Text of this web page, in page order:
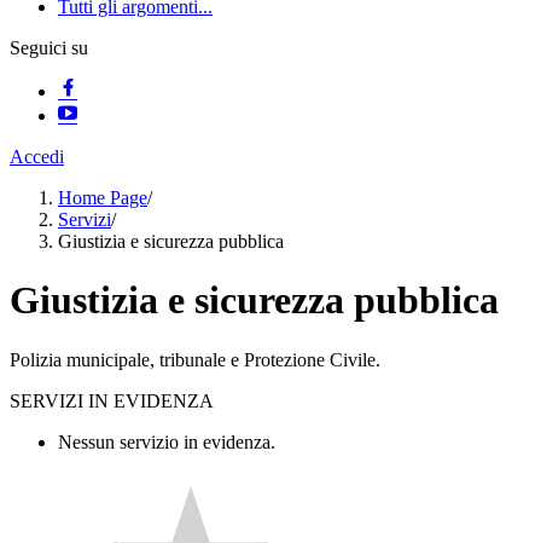
Tutti gli argomenti...
Seguici su
Accedi
Home Page/
Servizi/
Giustizia e sicurezza pubblica
Giustizia e sicurezza pubblica
Polizia municipale, tribunale e Protezione Civile.
SERVIZI IN EVIDENZA
Nessun servizio in evidenza.